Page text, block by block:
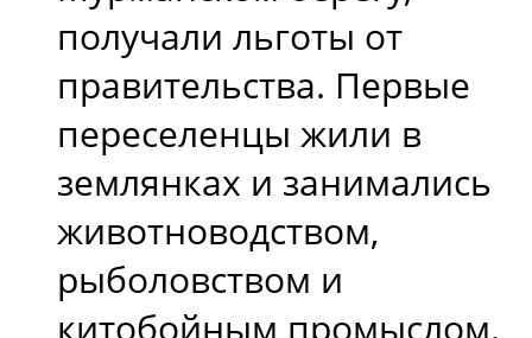
получали льготы от
правительства. Первые
переселенцы жили в
землянках и занимались
животноводством,
рыболовством и
китобойным промыслом.